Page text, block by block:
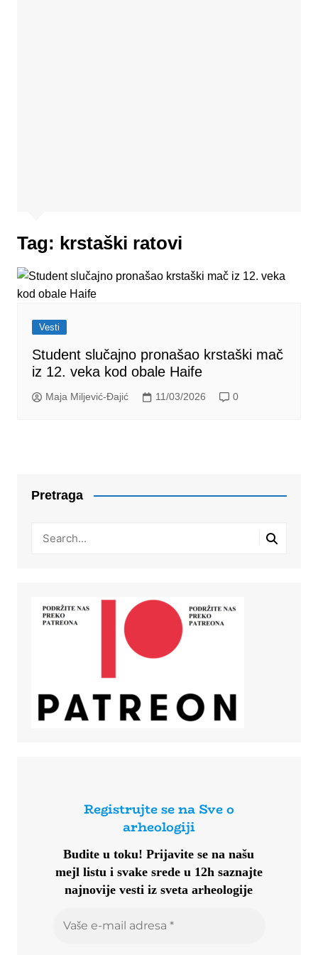
Tag: krstaški ratovi
Vesti
Student slučajno pronašao krstaški mač
iz 12. veka kod obale Haife
Maja Miljević-Đajić 11/03/2026 0
Pretraga
Registrujte se na Sve o
arheologiji
Budite u toku!Prijavite se na našu
mejl listu i svake srede u 12h saznajte
najnovije vesti iz sveta arheologije